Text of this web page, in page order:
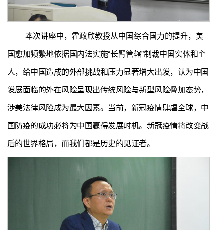
本次讲座中，霍政欣教授从中国综合国力的提升，美
国愈加频繁地依据国内法实施“长臂管辖”制裁中国实体和个
人，给中国造成的外部挑战和压力显著增大出发，认为中国
发展面临的外在风险呈现出传统风险与新型风险叠加态势，
涉美法律风险成为最大因素。当前，新冠疫情肆虐全球，中
国防疫的成功必将为中国赢得发展时机。新冠疫情将改变战
后的世界格局，而我们都是历史的见证者。